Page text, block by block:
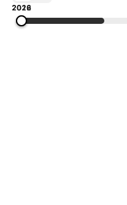
2012
2019
2026